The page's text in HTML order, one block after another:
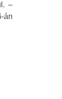
–
án